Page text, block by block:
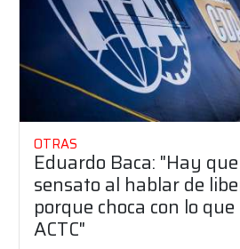
OTRAS
Eduardo Baca: "Hay
sensato al hablar de
porque choca con lo
ACTC"